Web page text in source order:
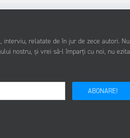
interviu, relatate de în jur de zece autori. Nu
nostru, și vrei să-l împarți cu noi, nu ezita
ABONARE!